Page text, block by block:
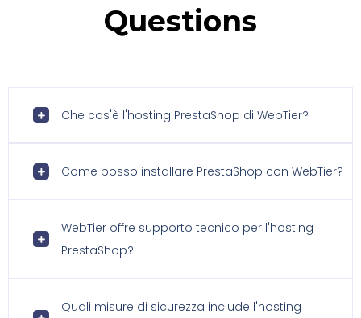
Questions
Che cos'è l'hosting PrestaShop di WebTier?
Come posso installare PrestaShop con WebTier?
WebTier offre supporto tecnico per l'hosting
PrestaShop?
Quali misure di sicurezza include l'hosting